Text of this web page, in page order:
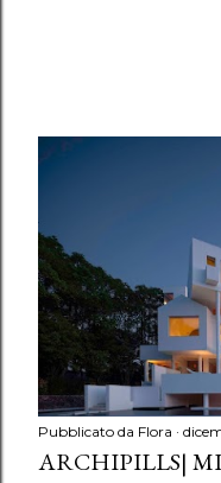
Pubblicato da Flora
ARCHIPILLS|